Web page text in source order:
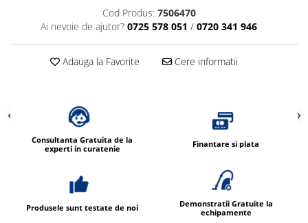
Dispensere odorizante
Dispensere prosoape pliate (Z)
Dispensere pungi igiena feminina
Dispensere servetele masa,
servetele faciale
Dozatoare sapun lichid
Uscatoare de maini si par
Uscatoare de maini
Cod Produs: 7506470
Ai nevoie de ajutor? 0725 578 051 / 0720 341 946
Adauga la Favorite Cere informatii
Consultanta Gratuita de la
experti in curatenie
Finantare si plata
Produsele sunt testate de noi
Demonstratii Gratuite la
echipamente